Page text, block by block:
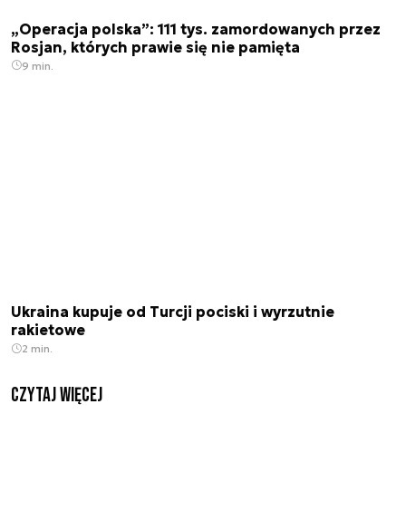
„Operacja polska”: 111 tys. zamordowanych przez
Rosjan, których prawie się nie pamięta
9 min.
Ukraina kupuje od Turcji pociski i wyrzutnie
rakietowe
2 min.
czytaj więcej